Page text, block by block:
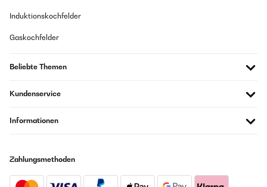
Induktionskochfelder
Gaskochfelder
Beliebte Themen
Kundenservice
Informationen
Zahlungsmethoden